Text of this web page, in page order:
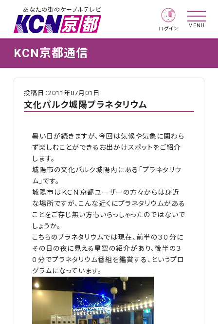
あなたの街のケーブルテレビ
ログイン
MENU
KCN京都通信
投稿日：2011年07月01日
文化パルク城陽プラネタリウム
暑い日が続きますが、今回は気候や気象に関わら
ず楽しむことができるお出かけスポットをご紹介
します。
城陽市の文化パルク城陽内にある「プラネタリウ
ム」です。
城陽市はＫＣＮ京都ユーザーの方々からは身近
な場所ですが、こんな近くにプラネタリウムがある
ことをご存じ無い方もいらっしゃったのではないで
しょうか。
こちらのプラネタリウムでは現在、前半の３０分に
その日の夜に見える星空の紹介があり、後半の３
０分でプラネタリウム番組を鑑賞する、というプロ
グラムになっています。